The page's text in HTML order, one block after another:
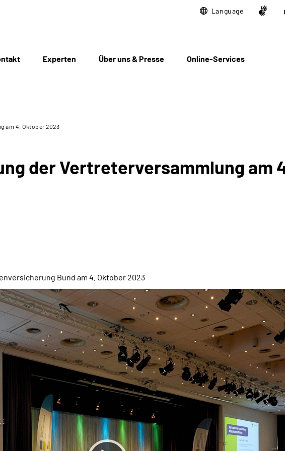
Language
Experten Über uns & Presse Online-Services
am 4. Oktober 2023
der Vertreterversammlung am
Bund am 4. Oktober 2023